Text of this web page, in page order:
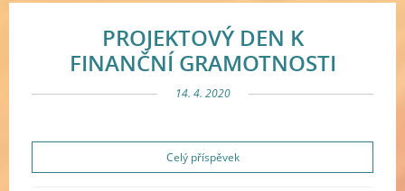
PROJEKTOVÝ DEN K
FINANČNÍ GRAMOTNOSTI
14. 4. 2020
Celý příspěvek